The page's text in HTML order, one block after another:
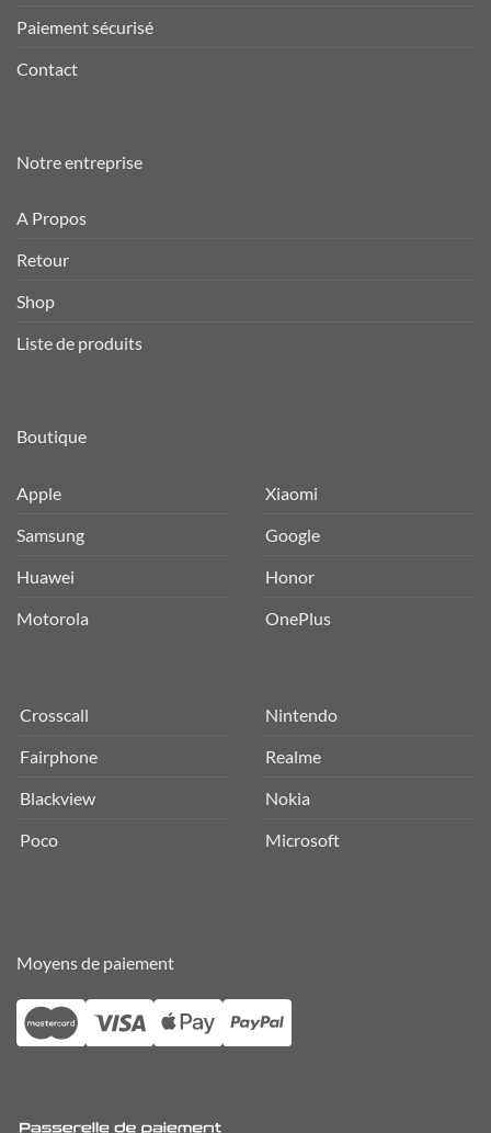
Paiement sécurisé
Contact
Notre entreprise
A Propos
Retour
Shop
Liste de produits
Boutique
Apple
Samsung
Huawei
Motorola
Xiaomi
Google
Honor
OnePlus
Crosscall
Fairphone
Blackview
Poco
Nintendo
Realme
Nokia
Microsoft
Moyens de paiement